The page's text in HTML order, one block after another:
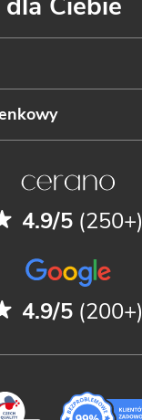
4.9/5 (250+)
4.9/5 (200+)